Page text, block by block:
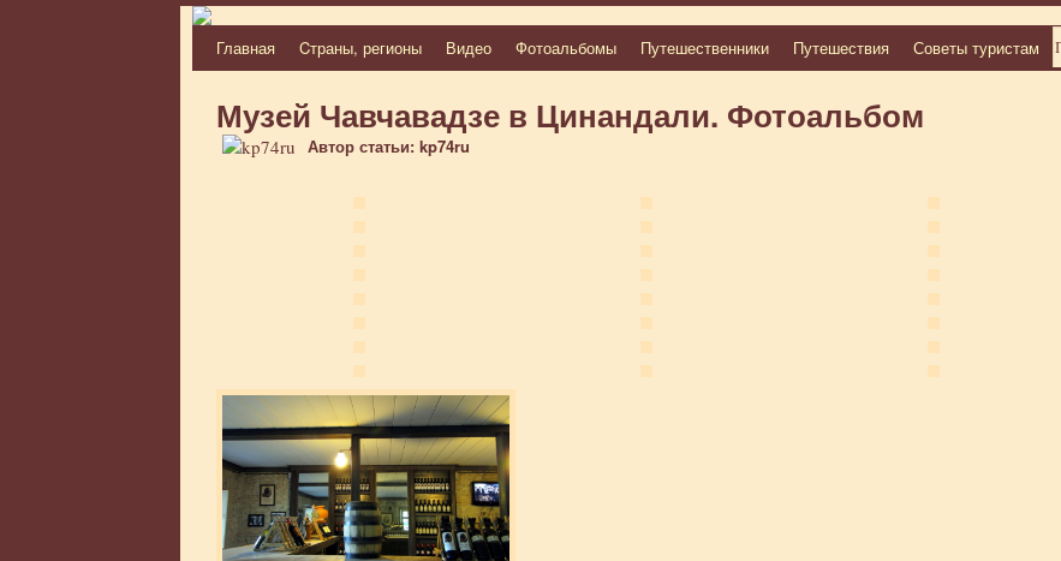
Перейти
содержимому
Главная Cтраны, регионы Видео Фотоальбомы Путешественники Путешествия Советы туристам
Музей Чавчавадзе в Цинандали. Фотоальбом
Автор статьи: kp74ru